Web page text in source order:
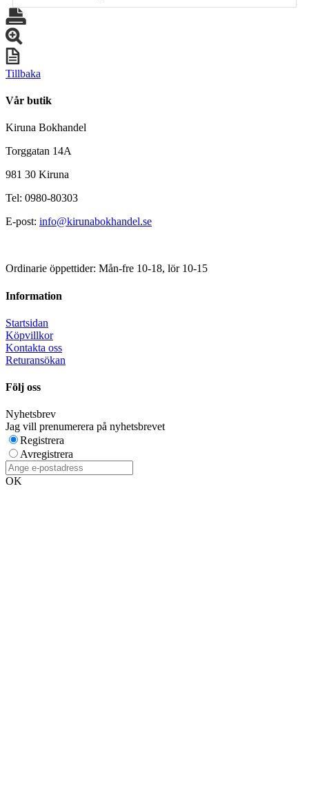
Tillbaka
Vår butik
Kiruna Bokhandel
Torggatan 14A
981 30 Kiruna
Tel: 0980-80303
E-post: info@kirunabokhandel.se
Ordinarie öppettider: Mån-fre 10-18, lör 10-15
Information
Startsidan
Köpvillkor
Kontakta oss
Returansökan
Följ oss
Nyhetsbrev
Jag vill prenumerera på nyhetsbrevet
Registrera
Avregistrera
OK